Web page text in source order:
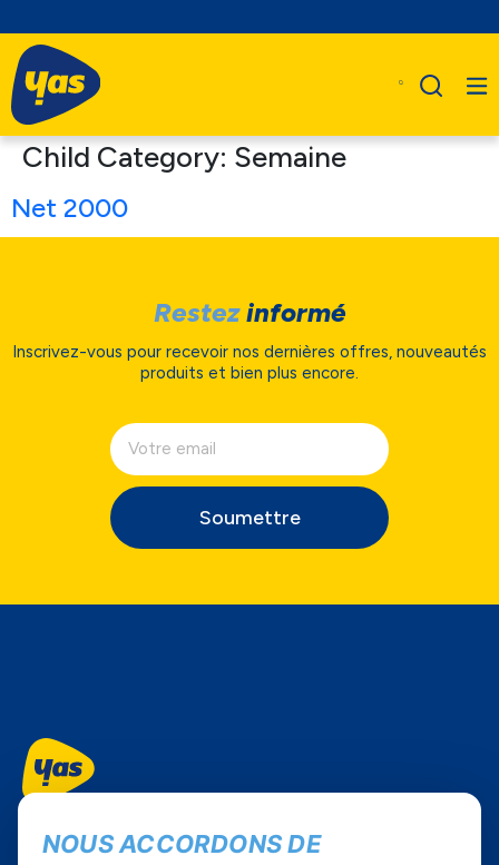
Child Category: Semaine
Net 2000
Restezinformé
Inscrivez-vous pour recevoir nos dernières offres, nouveautés
produits et bien plus encore.
Soumettre
Suivez-nous...
NOUS ACCORDONS DE